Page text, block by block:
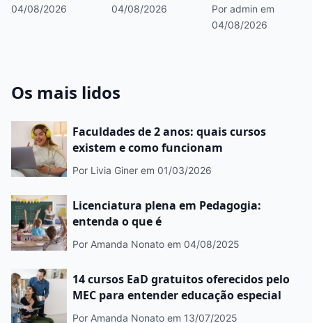
04/08/2026
04/08/2026
Por admin em
04/08/2026
Os mais lidos
Faculdades de 2 anos: quais cursos
existem e como funcionam
Por Livia Giner em 01/03/2026
Licenciatura plena em Pedagogia:
entenda o que é
Por Amanda Nonato em 04/08/2025
14 cursos EaD gratuitos oferecidos pelo
MEC para entender educação especial
Por Amanda Nonato em 13/07/2025